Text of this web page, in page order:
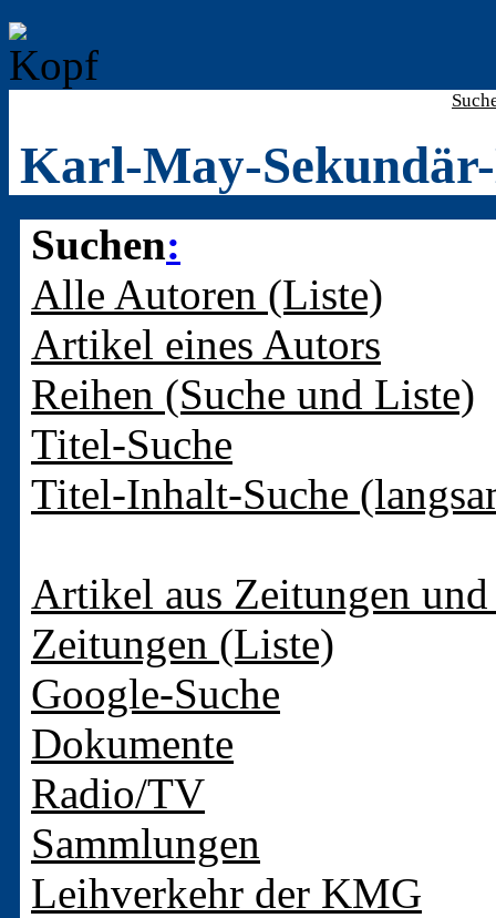
Karl-May-
Suchen:
Alle Autoren (Liste)
Artikel eines Autors
Reihen (Suche und Liste)
Titel-Suche
Titel-Inhalt-Suche
Artikel aus Zeitungen
Zeitungen (Liste)
Google-Suche
Dokumente
Radio/TV
Sammlungen
Leihverkehr der KMG